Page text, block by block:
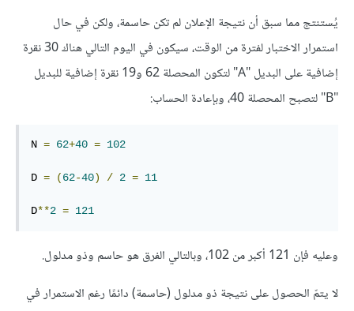
يُستنتج مما سبق أن نتيجة الإعلان لم تكن حاسمة، ولكن في حال
استمرار الاختبار لفترة من الوقت، سيكون في اليوم التالي هناك 30 نقرة
إضافية على البديل "A" لتكون المحصلة 62 و19 نقرة إضافية للبديل
"B" لتصبح المحصلة 40، وبإعادة الحساب:
N = 62+40 = 102
D = (62-40) / 2 = 11
D**2 = 121
وعليه فإن 121 أكبر من 102، وبالتالي الفرق هو حاسم وذو مدلول.
لا يتمّ الحصول على نتيجة ذو مدلول (حاسمة) دائمًا رغم الاستمرار في